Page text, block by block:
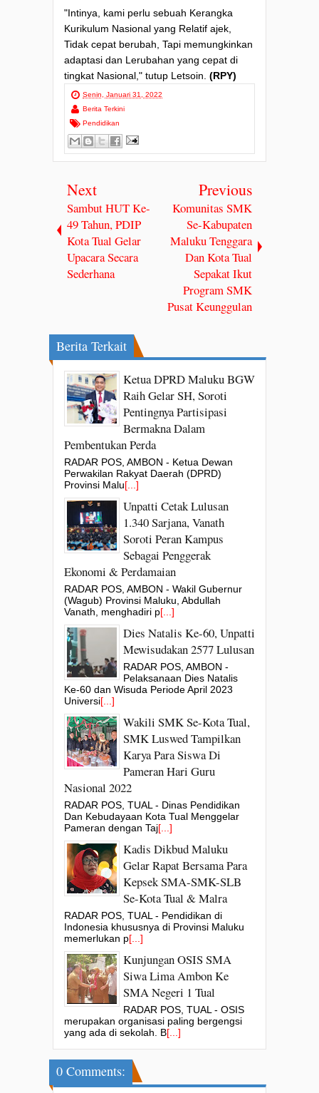
"Intinya, kami perlu sebuah Kerangka
Kurikulum Nasional yang Relatif ajek,
Tidak cepat berubah, Tapi memungkinkan
adaptasi dan Lerubahan yang cepat di
tingkat Nasional," tutup Letsoin. (RPY)
Senin, Januari 31, 2022
Berita Terkini
Pendidikan
Next
Sambut HUT Ke-
49 Tahun, PDIP
Kota Tual Gelar
Upacara Secara
Sederhana
Previous
Komunitas SMK
Se-Kabupaten
Maluku Tenggara
Dan Kota Tual
Sepakat Ikut
Program SMK
Pusat Keunggulan
Berita Terkait
Ketua DPRD Maluku BGW
Raih Gelar SH, Soroti
Pentingnya Partisipasi
Bermakna Dalam
Pembentukan Perda
RADAR POS, AMBON - Ketua Dewan
Perwakilan Rakyat Daerah (DPRD)
Provinsi Malu[...]
Unpatti Cetak Lulusan
1.340 Sarjana, Vanath
Soroti Peran Kampus
Sebagai Penggerak
Ekonomi & Perdamaian
RADAR POS, AMBON - Wakil Gubernur
(Wagub) Provinsi Maluku, Abdullah
Vanath, menghadiri p[...]
Dies Natalis Ke-60, Unpatti
Mewisudakan 2577 Lulusan
RADAR POS, AMBON -
Pelaksanaan Dies Natalis
Ke-60 dan Wisuda Periode April 2023
Universi[...]
Wakili SMK Se-Kota Tual,
SMK Luswed Tampilkan
Karya Para Siswa Di
Pameran Hari Guru
Nasional 2022
RADAR POS, TUAL - Dinas Pendidikan
Dan Kebudayaan Kota Tual Menggelar
Pameran dengan Taj[...]
Kadis Dikbud Maluku
Gelar Rapat Bersama Para
Kepsek SMA-SMK-SLB
Se-Kota Tual & Malra
RADAR POS, TUAL - Pendidikan di
Indonesia khususnya di Provinsi Maluku
memerlukan p[...]
Kunjungan OSIS SMA
Siwa Lima Ambon Ke
SMA Negeri 1 Tual
RADAR POS, TUAL - OSIS
merupakan organisasi paling bergengsi
yang ada di sekolah. B[...]
0 Comments: